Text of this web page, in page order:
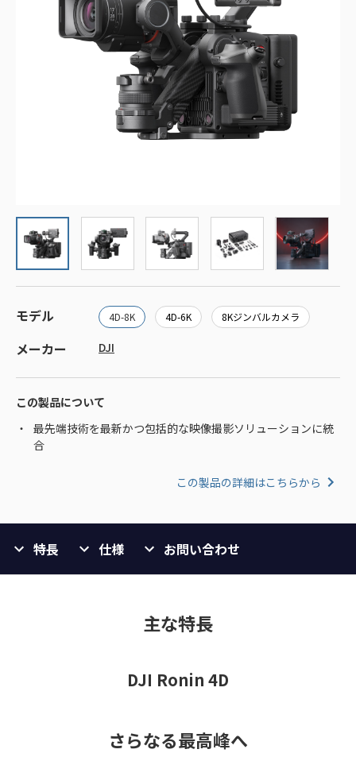
モデル 4D-8K 4D-6K 8Kジンバルカメラ
メーカー DJI
この製品について
最先端技術を最新かつ包括的な映像撮影ソリューションに統
合
この製品の詳細はこちらから
特長 仕様 お問い合わせ
主な特長
DJI Ronin 4D
さらなる最高峰へ